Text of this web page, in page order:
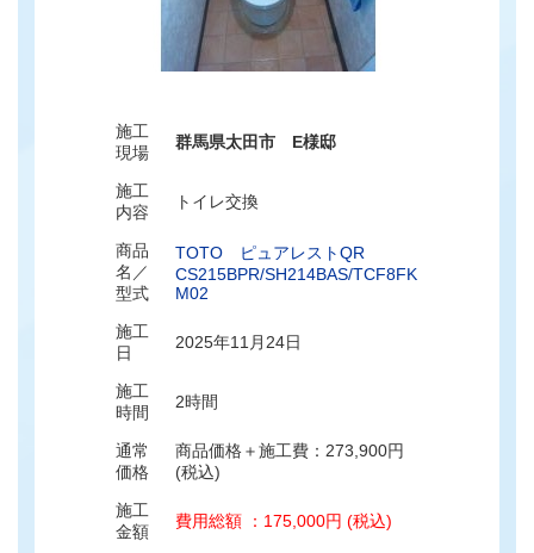
施工
現場
群馬県太田市 E様邸
施工
内容
トイレ交換
商品
名／
型式
TOTO ピュアレストQR
CS215BPR/SH214BAS/TCF8FK
M02
施工
日
2025年11月24日
施工
時間
2時間
通常
価格
商品価格＋施工費：273,900円
(税込)
施工
金額
費用総額 ：175,000円 (税込)